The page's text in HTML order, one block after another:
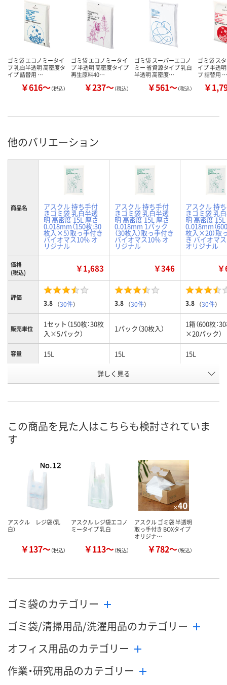
ゴミ袋 エコノミータイ
プ 乳白半透明 高密度タ
イプ 詰替用 …
￥616～（税込）
ゴミ袋 エコノミータイ
プ 半透明 高密度タイプ
再生原料40…
￥237～（税込）
ゴミ袋 スーパーエコノ
ミー 省資源タイプ 乳白
半透明 高密度…
￥561～（税込）
ゴミ袋 ス
イプ 半透
プ 詰替用 …
￥
他のバリエーション
商品名 アスクル 持ち手付
きゴミ袋 乳白半透
明 高密度 15L 厚さ
0.018mm（150枚:30
枚入×5）取っ手付き
バイオマス10% オ
リジナル
アスクル 持ち手付
きゴミ袋 乳白半透
明 高密度 15L 厚さ
0.018mm 1パック
（30枚入）取っ手付き
バイオマス10% オ
リジナル
アスクル 持
きゴミ袋 乳
明 高密度
0.018mm（
枚入×20）取
き バイオマ
オリジナル
価格
(税込)
￥1,683 ￥346
評価
3.8 （30件） 3.8 （30件） 3.8 （30件）
販売単位
1セット（150枚：30枚
入×5パック）
1パック（30枚入）
1箱（600枚：
×20パック）
容量 15L 15L 15L
J295504 J308776
8月7日（金）
カゴへ
詳しく見る
この商品を見た人はこちらも検討されていま
す
アスクル レジ袋（乳
白）
￥137～（税込）
アスクル レジ袋エコノ
ミータイプ 乳白
￥113～（税込）
アスクル ゴミ袋 半透明
取っ手付き BOXタイプ
オリジナ…
￥782～（税込）
ゴミ袋のカテゴリー
ゴミ袋/清掃用品/洗濯用品のカテゴリー
オフィス用品のカテゴリー
作業・研究用品のカテゴリー